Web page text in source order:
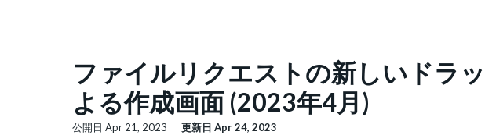
ファイルリクエストの新しいドラ
よる作成画面 (2023年4月)
公開日 Apr 21, 2023 更新日 Apr 24, 2023